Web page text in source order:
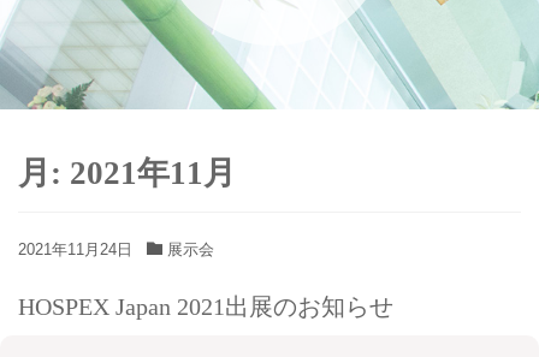
月: 2021年11月
2021年11月24日 展示会
HOSPEX Japan 2021出展のお知らせ